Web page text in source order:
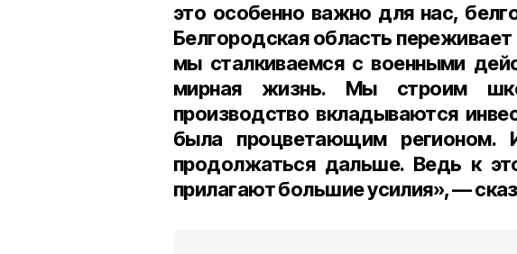
это особенно важно для нас,
Белгородская область
мы сталкиваемся с военными
мирная жизнь. Мы строим
производство вкладываются
была процветающим регионом.
продолжаться дальше. Ведь к
прилагают большие усилия», —